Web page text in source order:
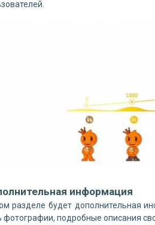
информация
разделе будет дополнительная
фотографии, подробные описания